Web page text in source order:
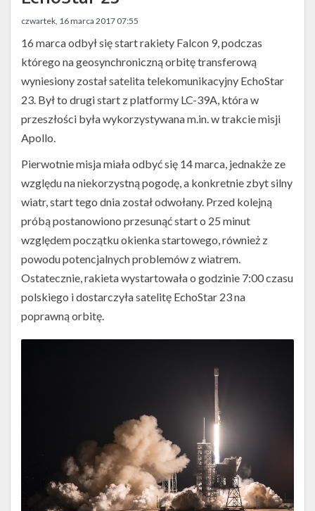
Kalendarze
czwartek, 16 marca 2017 07:55
16 marca odbył się start rakiety Falcon 9, podczas
którego na geosynchroniczną orbitę transferową
wyniesiony został satelita telekomunikacyjny EchoStar
23. Był to drugi start z platformy LC-39A, która w
przeszłości była wykorzystywana m.in. w trakcie misji
Apollo.
Pierwotnie misja miała odbyć się 14 marca, jednakże ze
względu na niekorzystną pogodę, a konkretnie zbyt silny
wiatr, start tego dnia został odwołany. Przed kolejną
próbą postanowiono przesunąć start o 25 minut
względem początku okienka startowego, również z
powodu potencjalnych problemów z wiatrem.
Ostatecznie, rakieta wystartowała o godzinie 7:00 czasu
polskiego i dostarczyła satelitę EchoStar 23 na
poprawną orbitę.